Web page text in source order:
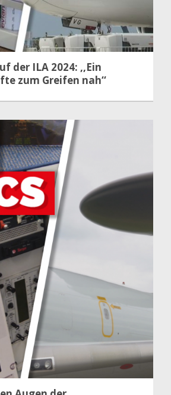
der ILA 2024: ,,Ein
zum Greifen nah‘‘